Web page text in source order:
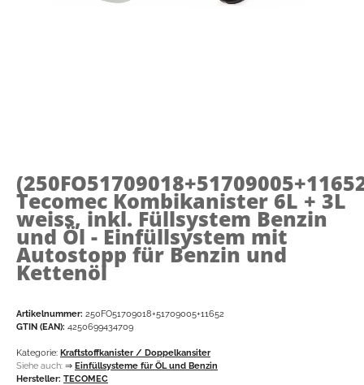
Tecomec Kombikanister 6L + 3L
weiss, inkl. Füllsystem Benzin
und Öl - Einfüllsystem mit
Autostopp für Benzin und
Kettenöl
Artikelnummer: 250FO51709018+51709005+11652
GTIN (EAN): 4250699434709
Kategorie: Kraftstoffkanister / Doppelkansiter
Siehe auch: ⇒ Einfüllsysteme für ÖL und Benzin
Hersteller: TECOMEC